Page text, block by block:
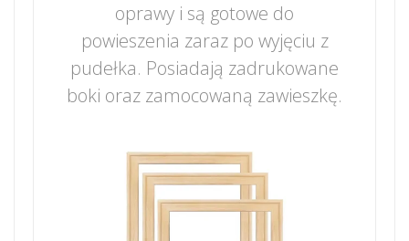
oprawy i są gotowe do
powieszenia zaraz po wyjęciu z
pudełka. Posiadają zadrukowane
boki oraz zamocowaną zawieszkę.